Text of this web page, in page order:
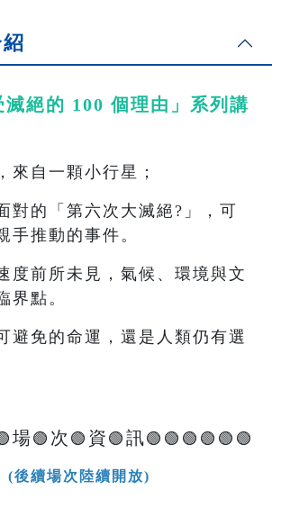
滅絕的 100 個理由」系列講
來自一顆小行星；
對的「第六次大滅絕?」，可
手推動的事件。
度前所未見，氣候、環境與文
界點。
避免的命運，還是人類仍有選
場🟢 次 🟢 資 🟢 訊🟢🟢🟢🟢🟢🟢
(後續場次陸續開放)